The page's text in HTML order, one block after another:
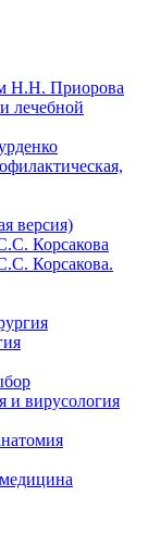
Н.Н. Приорова
лечебной
версия)
Корсакова
Корсакова.
и вирусология